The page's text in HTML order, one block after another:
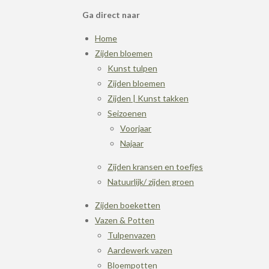
Ga direct naar
Home
Zijden bloemen
Kunst tulpen
Zijden bloemen
Zijden | Kunst takken
Seizoenen
Voorjaar
Najaar
Zijden kransen en toefjes
Natuurlijk/ zijden groen
Zijden boeketten
Vazen & Potten
Tulpenvazen
Aardewerk vazen
Bloempotten